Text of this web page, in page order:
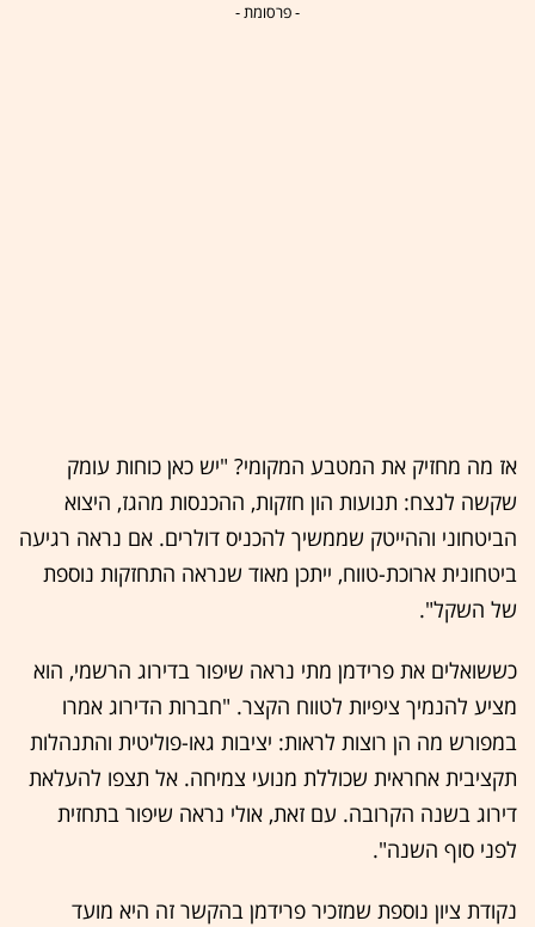
- פרסומת -
אז מה מחזיק את המטבע המקומי? "יש כאן כוחות עומק
שקשה לנצח: תנועות הון חזקות, ההכנסות מהגז, היצוא
הביטחוני וההייטק שממשיך להכניס דולרים. אם נראה רגיעה
ביטחונית ארוכת-טווח, ייתכן מאוד שנראה התחזקות נוספת
של השקל".
כששואלים את פרידמן מתי נראה שיפור בדירוג הרשמי, הוא
מציע להנמיך ציפיות לטווח הקצר. "חברות הדירוג אמרו
במפורש מה הן רוצות לראות: יציבות גאו-פוליטית והתנהלות
תקציבית אחראית שכוללת מנועי צמיחה. אל תצפו להעלאת
דירוג בשנה הקרובה. עם זאת, אולי נראה שיפור בתחזית
לפני סוף השנה".
נקודת ציון נוספת שמזכיר פרידמן בהקשר זה היא מועד